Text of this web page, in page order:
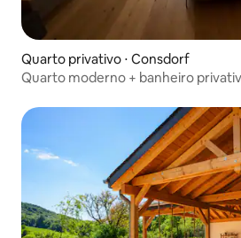
Quarto privativo ⋅ Consdorf
Quarto moderno + banheiro